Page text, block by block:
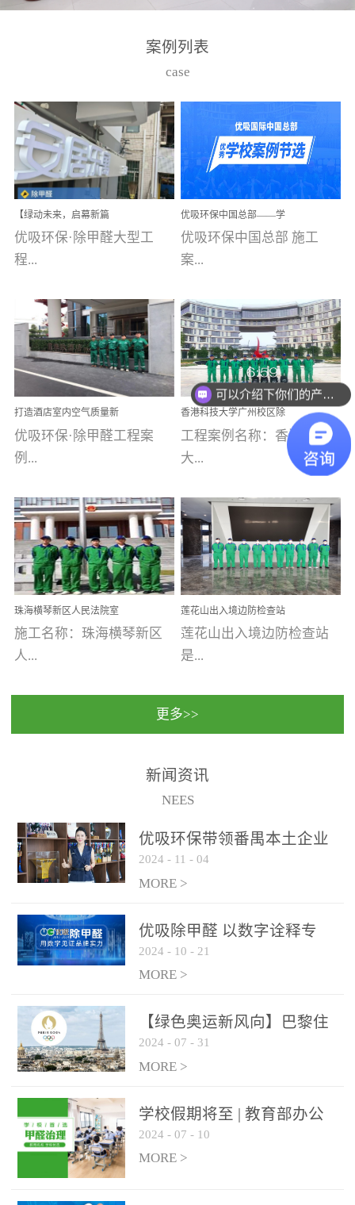
高技能的团队。汇聚了众
取得了多项产品技术专利
和多项国家版权局著作
权，获得高新技术企业称
号。生产优势自主生产自
给自足，优吸公司于2015
在广州番禺区成功建立产
品线生产基地，工厂拥有
自动化生产设备和成熟的
选择源头源材料、严控产
品质量，我们每一批的生
产产品都经过严格的质检
程序；生产车间为优吸总
部和全国分支机构生产光
触媒、净醛王、祛味剂等
优吸系列产品，保质保量
完成生产任务，确保全国
求。资质优势团队优势分
支优势优吸环保是一棵正
茁壮成长的树，只要我们
人人都爱护她、珍惜她、
她将越来越枝繁叶茂，终
将会成为一棵参天大树！
优吸环保截止2020年拥有
全国600家网点分支机构。
案例列表
case
【绿动未来，启幕新篇
章】优吸环保中标深圳安
居乐寓，超大型工装室内
空气治理项目顺利启航，
优吸环保·除甲醛大型工
程...
案例【深圳安居乐寓】室
内空气治理项目深圳安居
乐寓 深圳市安居乐寓
为深圳安居集团旗下城...
优吸环保中国总部——学
校施工案例(节选)
优吸环保中国总部 施工
案...
例(学校工装节选)广州南沙
小学(珠江湾校区)项目地
址：广州市南沙区海滨路
南沙珠江湾江门市蓬江区
禾...
打造酒店室内空气质量新
标杆——优吸环保·标杆之
作：东莞美豪雅致酒店室
内空气治理工程纪实
优吸环保·除甲醛工程案
例...
【东莞美豪雅致酒店】室
内空气治理项目东莞美豪
雅致酒店 东莞美豪雅
致酒店是为中高端人士...
香港科技大学广州校区除
甲醛项目圆满完成
工程案例名称：香港科技
大...
学广州校区室内空气治
理 工程案例地址：广
州南沙区·香港科技大学(广
州)校区 工程案...
珠海横琴新区人民法院室
内除甲醛空气治理项目
施工名称：珠海横琴新区
人...
民法院室内除甲醛空气治
保施工日期：2020年1月珠
莲花山出入境边防检查站
室内除甲醛空气治理项目
莲花山出入境边防检查站
是...
国家通过设在对外开放口
（及各出入境边防检查
更多>>
新闻资讯
NEES
优吸环保带领番禺本​土企业
勇敢破局向“新”
2024 - 11 - 04
MORE >
优吸除甲醛 以数字诠释专
业，尽显除醛品牌实力！
2024 - 10 - 21
MORE >
【绿色奥运新风向】巴黎住
宿风波：优吸环保共建健康
绿色家居
2024 - 07 - 31
MORE >
学校假期将至 | 教育部办公
厅关于加强学校新建校舍室
内空气质量管理通知
2024 - 07 - 10
MORE >
可以介绍下你们的产品么